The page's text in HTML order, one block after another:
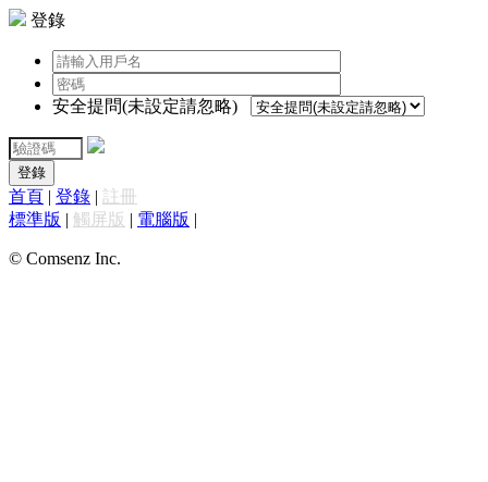
登錄
安全提問(未設定請忽略)
登錄
首頁 | 登錄 | 註冊
標準版 | 觸屏版 | 電腦版 |
© Comsenz Inc.